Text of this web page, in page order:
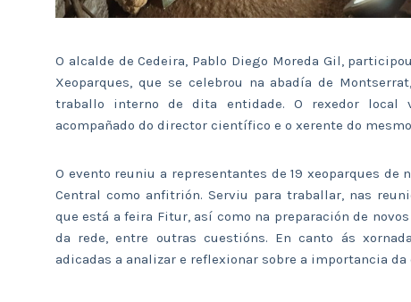
O alcalde de Cedeira, Pablo Diego Moreda Gil,
Xeoparques, que se celebrou na abadía de
traballo interno de dita entidade. O rexedor local
acompañado do director científico e o xerente do
O evento reuniu a representantes de 19 xeoparques de
Central como anfitrión. Serviu para traballar, nas
que está a feira Fitur, así como na preparación de
da rede, entre outras cuestións. En canto ás
adicadas a analizar e reflexionar sobre a importancia